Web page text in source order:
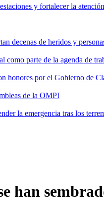
y fortalecer la
decenas de heridos y
parte de la agenda de
honores por el Gobierno de
de la OMPI
la emergencia tras los
han